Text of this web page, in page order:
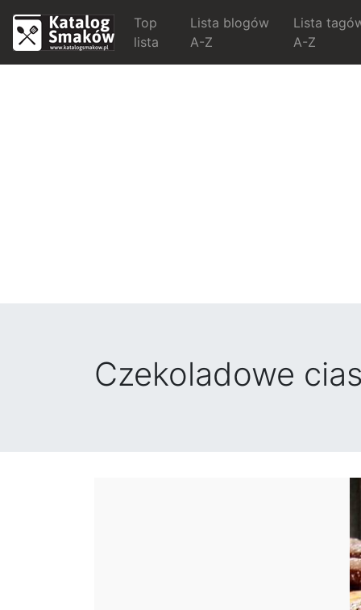
Top
lista
Lista blogów
A-Z
Lista
A-Z
Czekoladowe